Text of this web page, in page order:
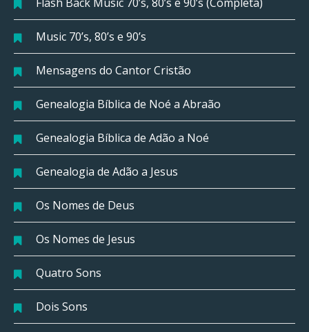
Music 70’s, 80’s e 90’s
Mensagens do Cantor Cristão
Genealogia Bíblica de Noé a Abraão
Genealogia Bíblica de Adão a Noé
Genealogia de Adão a Jesus
Os Nomes de Deus
Os Nomes de Jesus
Quatro Sons
Dois Sons